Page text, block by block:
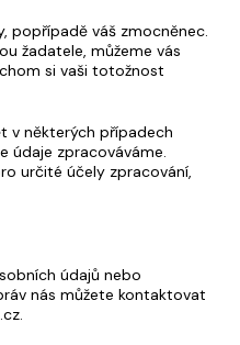
popřípadě váš zmocněnec.
žadatele, můžeme vás
si vaši totožnost
v některých případech
údaje zpracováváme.
určité účely zpracování,
údajů nebo
nás můžete kontaktovat